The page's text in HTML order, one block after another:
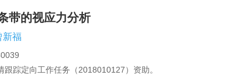
带的视应力分析
新福
跟踪定向工作任务（2018010127）资助。